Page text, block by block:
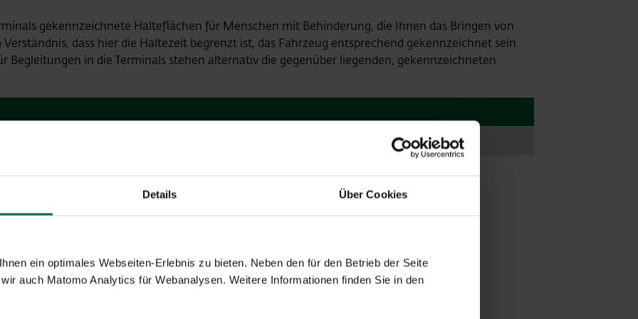
Details Über Cookies
ein optimales Webseiten-Erlebnis zu bieten. Neben den für den Betrieb der Seite
auch Matomo Analytics für Webanalysen. Weitere Informationen finden Sie in den
gekennzeichnete Halteflächen für Menschen mit Behinderung, die Ihnen das Bringen von
dass hier die Haltezeit begrenzt ist, das Fahrzeug entsprechend gekennzeichnet sein
Begleitungen in die Terminals stehen alternativ die gegenüber liegenden, gekennzeichneten
(PDF, 0.98 MB)